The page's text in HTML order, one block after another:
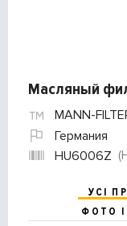
Масляный
MANN-
Германия
HU6006Z
УСІ
ФОТО І